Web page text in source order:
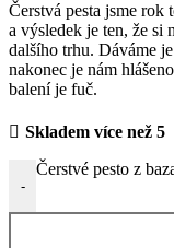
Čerstvá pesta jsme rok
a výsledek je ten, že si
dalšího trhu. Dáváme
nakonec je nám
balení je fuč.
Skladem více než 5
-
Čerstvé pesto z